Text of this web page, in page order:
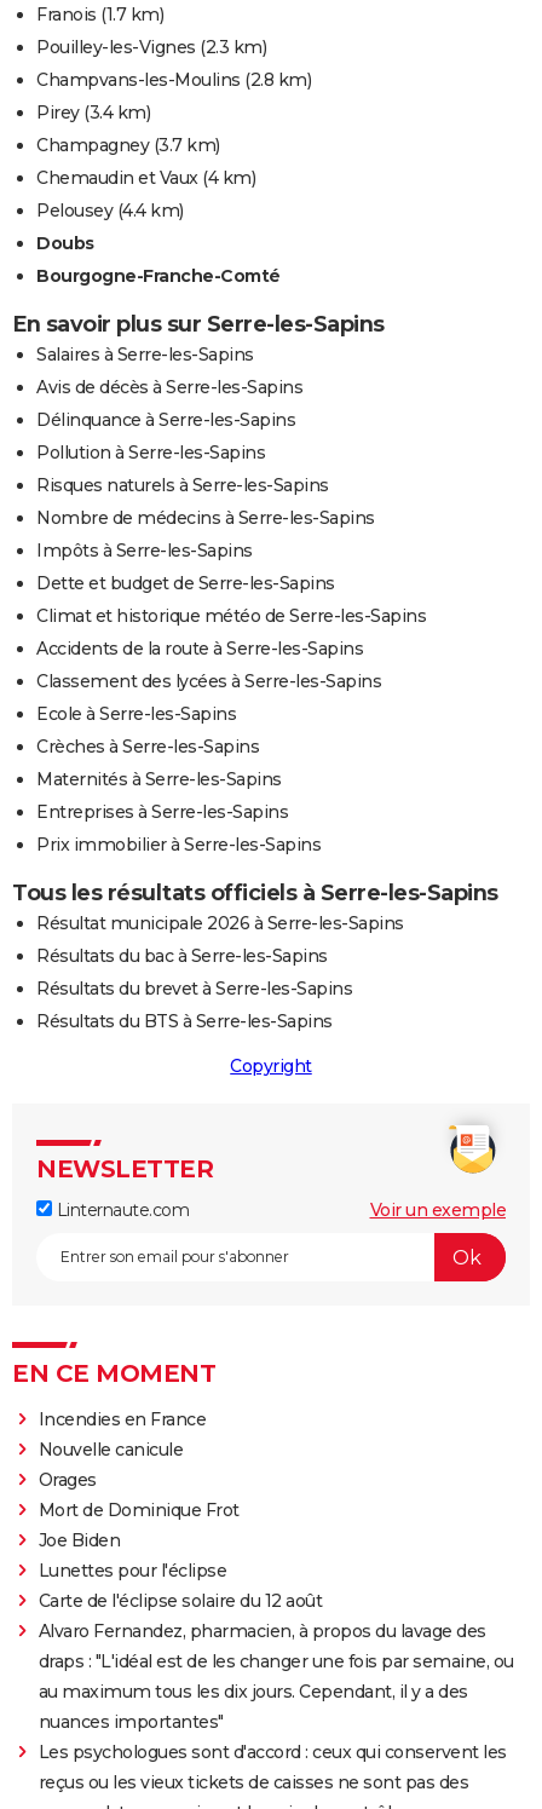
Franois (1.7 km)
Pouilley-les-Vignes (2.3 km)
Champvans-les-Moulins (2.8 km)
Pirey(3.4 km)
Champagney(3.7 km)
Chemaudin et Vaux(4 km)
Pelousey(4.4 km)
Doubs
Bourgogne-Franche-Comté
En savoir plus sur Serre-les-Sapins
Salaires à Serre-les-Sapins
Avis de décès à Serre-les-Sapins
Délinquance à Serre-les-Sapins
Pollution à Serre-les-Sapins
Risques naturels à Serre-les-Sapins
Nombre de médecins à Serre-les-Sapins
Impôts à Serre-les-Sapins
Dette et budget de Serre-les-Sapins
Climat et historique météo de Serre-les-Sapins
Accidents de la route à Serre-les-Sapins
Classement des lycées à Serre-les-Sapins
Ecole à Serre-les-Sapins
Crèches à Serre-les-Sapins
Maternités à Serre-les-Sapins
Entreprises à Serre-les-Sapins
Prix immobilier à Serre-les-Sapins
Tous les résultats officiels à Serre-les-Sapins
Résultat municipale 2026 à Serre-les-Sapins
Résultats du bac à Serre-les-Sapins
Résultats du brevet à Serre-les-Sapins
Résultats du BTS à Serre-les-Sapins
Copyright
NEWSLETTER
Linternaute.com Voir un exemple
EN CE MOMENT
Incendies en France
Nouvelle canicule
Orages
Mort de Dominique Frot
Joe Biden
Lunettes pour l'éclipse
Carte de l'éclipse solaire du 12 août
Alvaro Fernandez, pharmacien, à propos du lavage des
draps : "L'idéal est de les changer une fois par semaine, ou
au maximum tous les dix jours. Cependant, il y a des
nuances importantes"
Les psychologues sont d'accord : ceux qui conservent les
reçus ou les vieux tickets de caisses ne sont pas des